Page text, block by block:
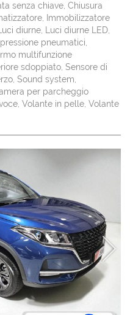
senza chiave, Chiusura
Immobilizzatore
diurne, Luci diurne LED,
pneumatici,
multifunzione
sdoppiato, Sensore di
Sound system,
per parcheggio
Volante in pelle, Volante